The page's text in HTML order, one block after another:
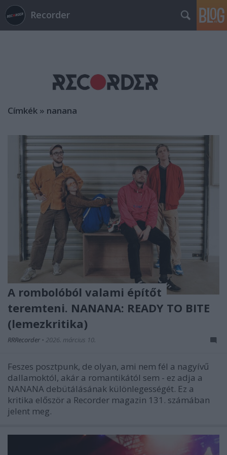
Recorder
Címkék » nanana
A rombolóból valami építőt
teremteni. NANANA: READY TO BITE
(lemezkritika)
RRRecorder • 2026. március 10.
Feszes posztpunk, de olyan, ami nem fél a nagyívű
dallamoktól, akár a romantikától sem - ez adja a
NANANA debütálásának különlegességét. Ez a
kritika először a Recorder magazin 131. számában
jelent meg.